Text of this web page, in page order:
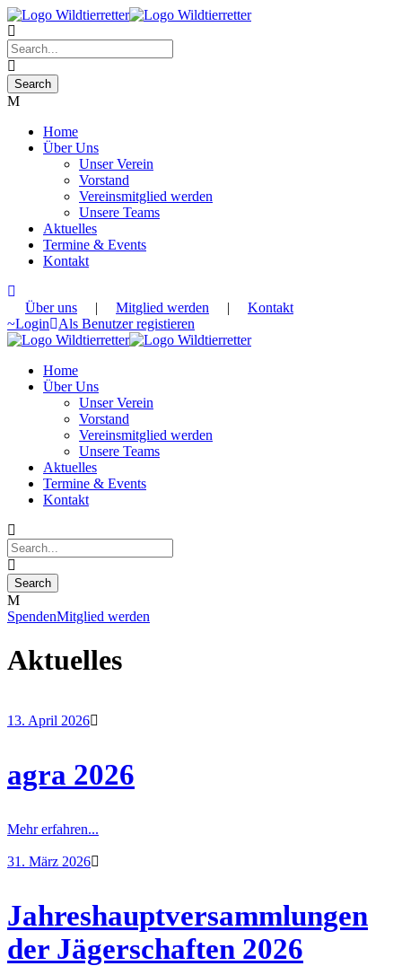
Home
Über Uns
Unser Verein
Vorstand
Vereinsmitglied werden
Unsere Teams
Aktuelles
Termine & Events
Kontakt
Über uns | Mitglied werden |
Kontakt
Login
Als Benutzer registieren
Home
Über Uns
Unser Verein
Vorstand
Vereinsmitglied werden
Unsere Teams
Aktuelles
Termine & Events
Kontakt
SpendenMitglied werden
Aktuelles
13. April 2026
agra 2026
Mehr erfahren...
31. März 2026
Jahreshauptversammlungen
der Jägerschaften 2026